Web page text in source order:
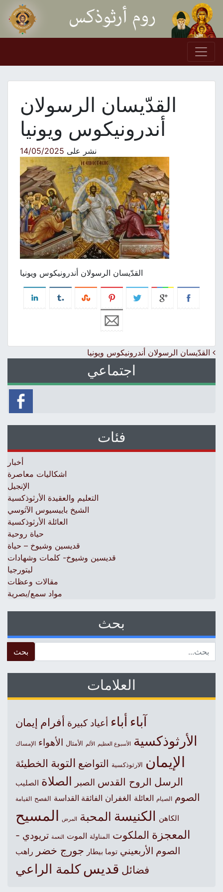
Skip to content
Main Navigation
القدّيسان الرسولان
أندرونيكوس ويونيا
نشر على14/05/2025
القدّيسان الرسولان أندرونيكوس ويونيا
Post navigation
القدّيسان الرسولان أندرونيكوس ويونيا
اجتماعي
فئات
أخبار
اشكاليات معاصرة
الإنجيل
التعليم والعقيدة الأرثوذكسية
الشيخ باييسيوس الآثوسي
العائلة الأرثوذكسية
حياة روحية
قديسين وشيوخ – حياة
قديسين وشيوخ- كلمات وشهادات
ليتورجيا
مقالات وعظات
مواد سمع/بصرية
بحث
العلامات
آباءأباء أعياد كبيرة أفرام إيمان
الأرثوذكسية الأسبوع العظيم الألم الأمثال الأهواء الإمساك
الإيمان الارثوذكسية التواضع التوبة الخطيئة
الرسل الروح القدس الصبر الصلاة الصليب
الصوم الصيام العائلة الغفران الفائقة القداسة الفصح القيامة
الكاهن الكنيسةالمحبة المرض المسيح
المعجزة الملكوت المناولة الموت النعمة تريودي -
الصوم الأربعيني توما بيطار جورج خضر راهب
فضائل قديس كلمة الراعي